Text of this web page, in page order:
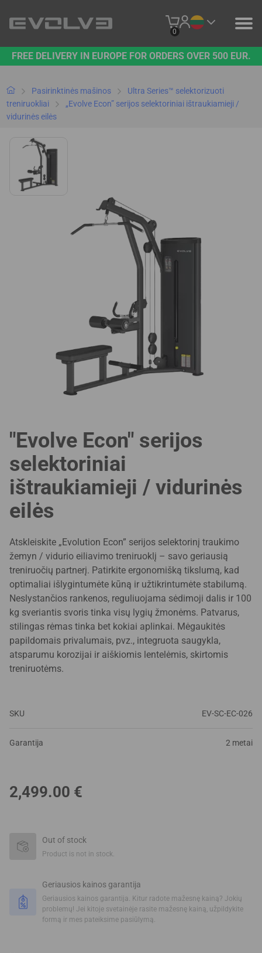
0
PRODUKTAI
MŪSŲ PREKĖS ŽENKLAS
SUSISIEKITE SU MUMIS
B2B PLATFORMA
FREE DELIVERY IN EUROPE FOR ORDERS OVER 500 EUR.
Pasirinktinės mašinos
Ultra Series™ selektorizuoti
treniruokliai
„Evolve Econ” serijos selektoriniai ištraukiamieji /
vidurinės eilės
"Evolve Econ" serijos
selektoriniai
ištraukiamieji / vidurinės
eilės
Atskleiskite „Evolution Econ” serijos selektorinį traukimo
žemyn / vidurio eiliavimo treniruoklį – savo geriausią
treniruočių partnerį. Patirkite ergonomišką tikslumą, kad
optimaliai išlygintumėte kūną ir užtikrintumėte stabilumą.
Neslystančios rankenos, reguliuojama sėdimoji dalis ir 100
kg sveriantis svoris tinka visų lygių žmonėms. Patvarus,
stilingas rėmas tinka bet kokiai aplinkai. Mėgaukitės
papildomais privalumais, pvz., integruota saugykla,
atsparumu korozijai ir aiškiomis lentelėmis, skirtomis
treniruotėms.
SKU EV-SC-EC-026
Garantija 2 metai
2,499.00 €
Out of stock
Product is not in stock.
Geriausios kainos garantija
Geriausios kainos garantija. Kitur radote mažesnę kainą? Jokių
problemų! Jei kitoje svetainėje rasite mažesnę kainą, užpildykite
formą ir mes pateiksime pasiūlymą.